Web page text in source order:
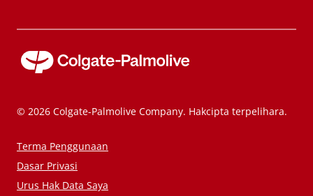
© 2026 Colgate-Palmolive Company. Hakcipta terpelihara.
Terma Penggunaan
Dasar Privasi
Urus Hak Data Saya